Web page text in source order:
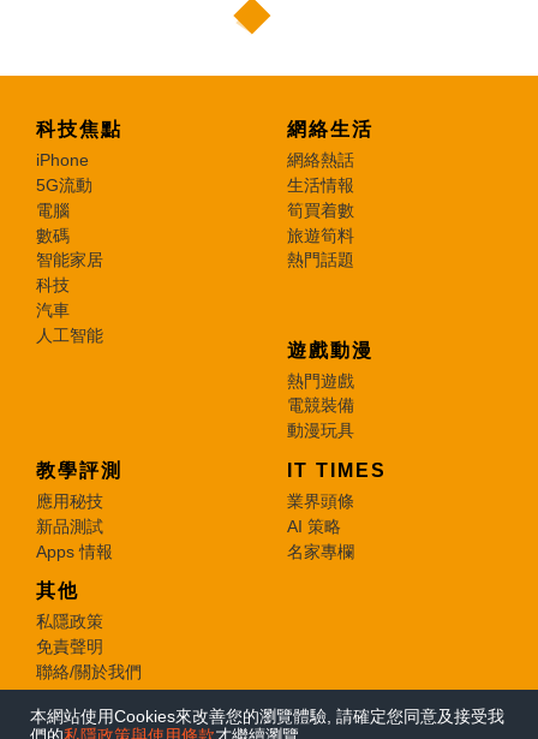
本網站使用Cookies來改善您的瀏覽體驗, 請確定您同意及接受我
科技焦點
iPhone
5G流動
電腦
數碼
智能家居
科技
汽車
人工智能
網絡生活
網絡熱話
生活情報
筍買着數
旅遊筍料
熱門話題
遊戲動漫
熱門遊戲
電競裝備
動漫玩具
教學評測
應用秘技
新品測試
Apps 情報
IT TIMES
業界頭條
AI 策略
名家專欄
其他
私隱政策
免責聲明
聯絡/關於我們
© 2026 e-zone. All Rights Reserved.